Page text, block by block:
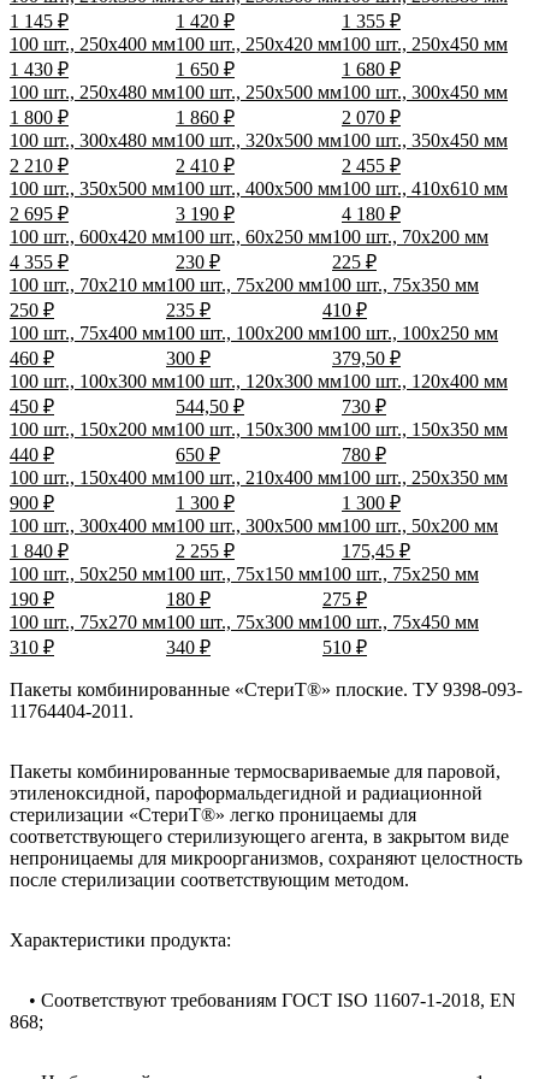
1 145 ₽
1 420 ₽
1 355 ₽
100 шт., 250x400 мм
1 430 ₽
100 шт., 250x420 мм
1 650 ₽
100 шт., 250x450 мм
1 680 ₽
100 шт., 250x480 мм
1 800 ₽
100 шт., 250x500 мм
1 860 ₽
100 шт., 300x450 мм
2 070 ₽
100 шт., 300x480 мм
2 210 ₽
100 шт., 320x500 мм
2 410 ₽
100 шт., 350x450 мм
2 455 ₽
100 шт., 350x500 мм
2 695 ₽
100 шт., 400x500 мм
3 190 ₽
100 шт., 410x610 мм
4 180 ₽
100 шт., 600x420 мм
4 355 ₽
100 шт., 60x250 мм
230 ₽
100 шт., 70x200 мм
225 ₽
100 шт., 70x210 мм
250 ₽
100 шт., 75x200 мм
235 ₽
100 шт., 75x350 мм
410 ₽
100 шт., 75x400 мм
460 ₽
100 шт., 100x200 мм
300 ₽
100 шт., 100x250 мм
379,50 ₽
100 шт., 100x300 мм
450 ₽
100 шт., 120x300 мм
544,50 ₽
100 шт., 120x400 мм
730 ₽
100 шт., 150x200 мм
440 ₽
100 шт., 150x300 мм
650 ₽
100 шт., 150x350 мм
780 ₽
100 шт., 150x400 мм
900 ₽
100 шт., 210x400 мм
1 300 ₽
100 шт., 250x350 мм
1 300 ₽
100 шт., 300x400 мм
1 840 ₽
100 шт., 300x500 мм
2 255 ₽
100 шт., 50x200 мм
175,45 ₽
100 шт., 50x250 мм
190 ₽
100 шт., 75x150 мм
180 ₽
100 шт., 75x250 мм
275 ₽
100 шт., 75x270 мм
310 ₽
100 шт., 75x300 мм
340 ₽
100 шт., 75x450 мм
510 ₽
Пакеты комбинированные «СтериТ®» плоские. ТУ 9398-093-
11764404-2011.
Пакеты комбинированные термосвариваемые для паровой,
этиленоксидной, пароформальдегидной и радиационной
стерилизации «СтериТ®» легко проницаемы для
соответствующего стерилизующего агента, в закрытом виде
непроницаемы для микроорганизмов, сохраняют целостность
после стерилизации соответствующим методом.
Характеристики продукта:
• Соответствуют требованиям ГОСТ ISO 11607-1-2018, EN
868;